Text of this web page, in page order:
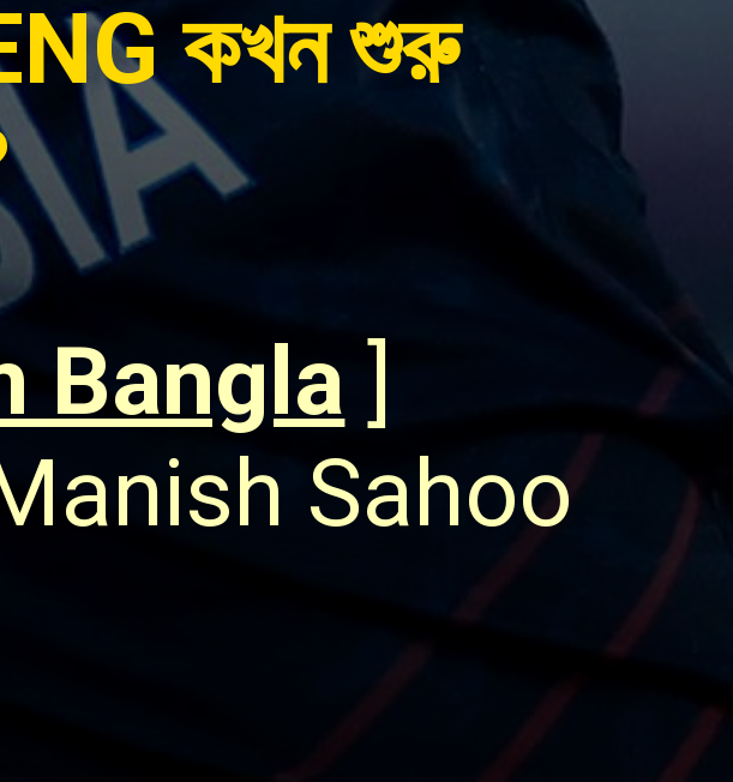
কখন শুরু
Bangla ]
Sahoo